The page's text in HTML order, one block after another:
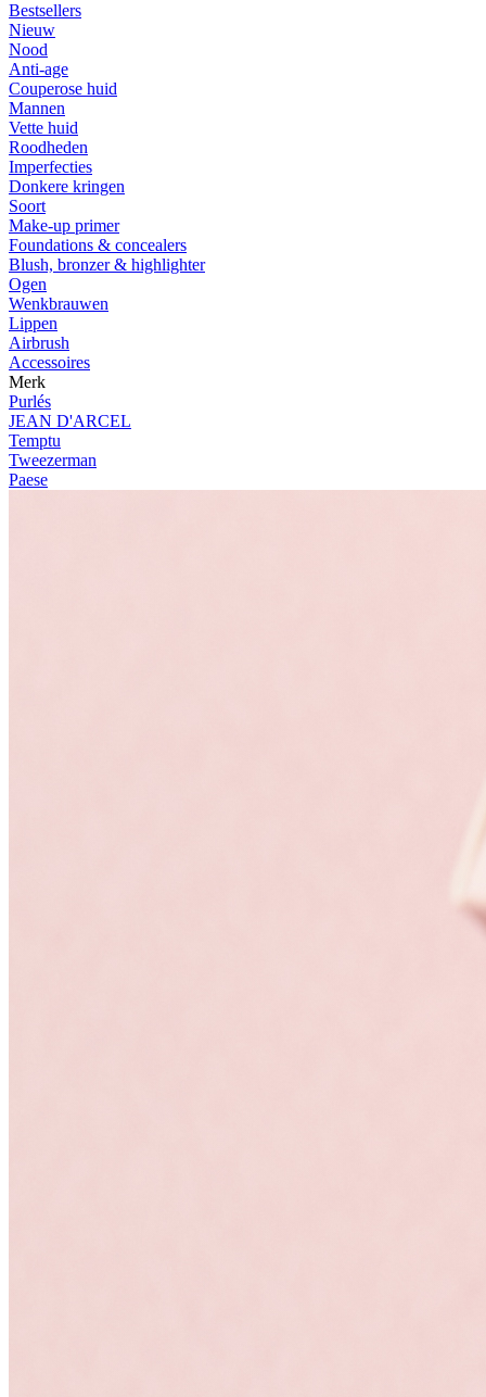
Bestsellers
Nieuw
Nood
Anti-age
Couperose huid
Mannen
Vette huid
Roodheden
Imperfecties
Donkere kringen
Soort
Make-up primer
Foundations & concealers
Blush, bronzer & highlighter
Ogen
Wenkbrauwen
Lippen
Airbrush
Accessoires
Merk
Purlés
JEAN D'ARCEL
Temptu
Tweezerman
Paese